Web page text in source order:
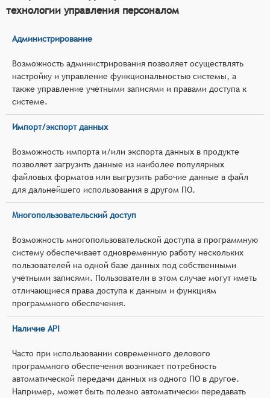
технологии управления персоналом
Администрирование
Возможность администрирования позволяет осуществлять
настройку и управление функциональностью системы, а
также управление учётными записями и правами доступа к
системе.
Импорт/экспорт данных
Возможность импорта и/или экспорта данных в продукте
позволяет загрузить данные из наиболее популярных
файловых форматов или выгрузить рабочие данные в файл
для дальнейшего использования в другом ПО.
Многопользовательский доступ
Возможность многопользовательской доступа в программную
систему обеспечивает одновременную работу нескольких
пользователей на одной базе данных под собственными
учётными записями. Пользователи в этом случае могут иметь
отличающиеся права доступа к данным и функциям
программного обеспечения.
Наличие API
Часто при использовании современного делового
программного обеспечения возникает потребность
автоматической передачи данных из одного ПО в другое.
Например, может быть полезно автоматически передавать